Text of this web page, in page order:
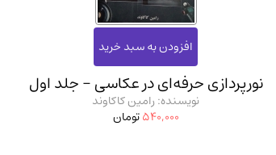
نورپردازی حرفه‌ای در عکاسی - جلد اول
نویسنده: رامین کاکاوند
540,000تومان